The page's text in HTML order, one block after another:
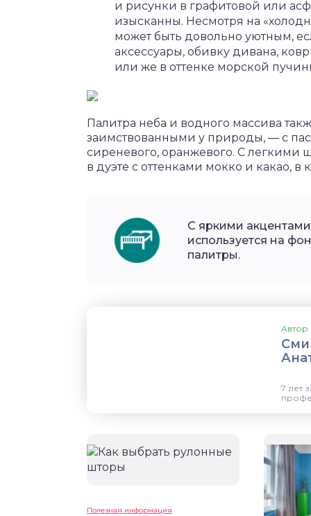
и рисунки в графитовой или
изысканны. Несмотря на
может быть довольно уютным,
аксессуары, обивку дивана,
или же в оттенке морской
Палитра неба и водного массива
заимствованными у природы, — с
сиреневого, оранжевого. С легкими
в дуэте с оттенками мокко и какао, в
С яркими
используется на
палитры.
Автор
7 лет
Полезная информация